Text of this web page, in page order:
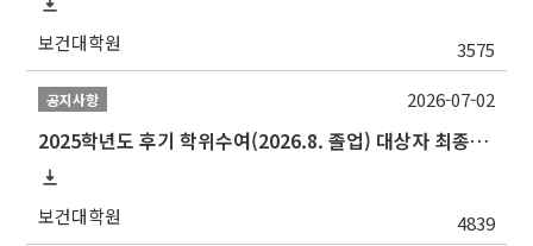
보건대학원 3575
공지사항
2025학년도 후기 학위수여(2026.8. 졸업) 대상자 최종인준 논문 제출 안내
보건대학원 4839
2026-07-02